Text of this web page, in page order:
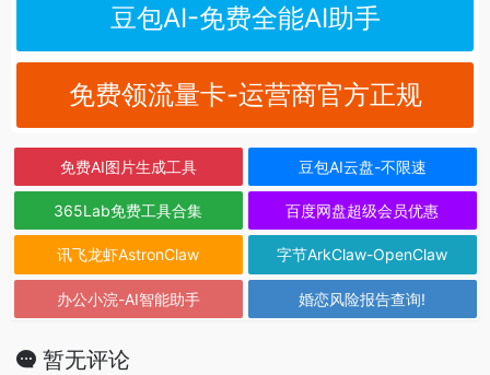
豆包AI-免费全能AI助手
免费领流量卡-运营商官方正规
免费AI图片生成工具 豆包AI云盘-不限速
365Lab免费工具合集 百度网盘超级会员优惠
讯飞龙虾AstronClaw 字节ArkClaw-OpenClaw
办公小浣-AI智能助手 婚恋风险报告查询!
暂无评论